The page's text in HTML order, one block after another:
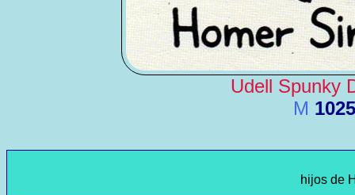
Udell Spunky
M 1025
hijos de